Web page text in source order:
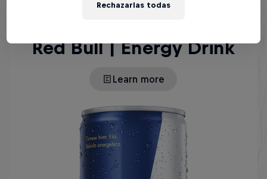
FUNCIONAL QUE TE DA ALAS CUANDO LAS
Red Bull | Energy Drink
Learn more
Rechazarlas todas